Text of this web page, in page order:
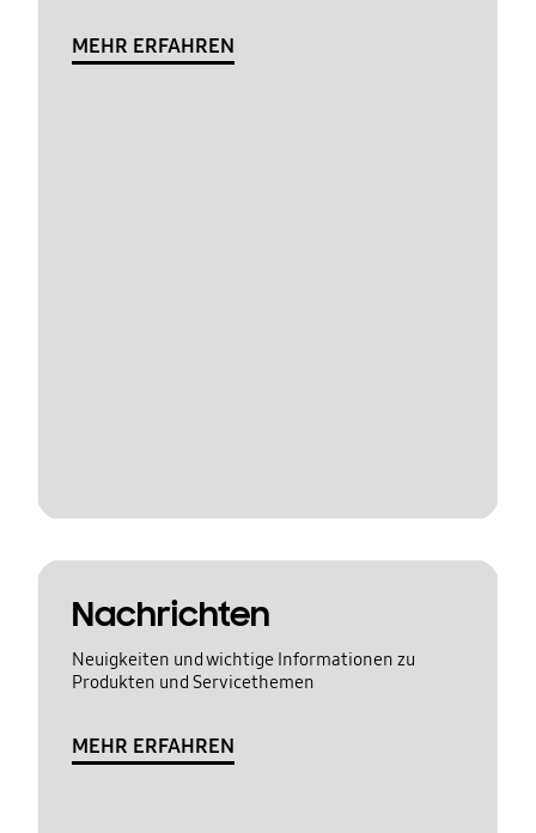
MEHR ERFAHREN
Nachrichten
Neuigkeiten und wichtige Informationen zu
Produkten und Servicethemen
MEHR ERFAHREN